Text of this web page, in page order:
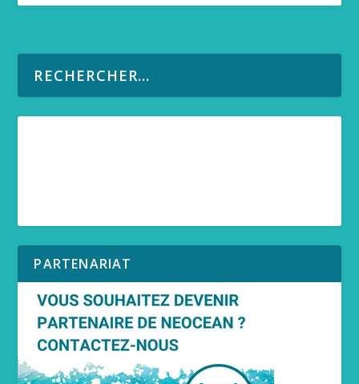
PARTENARIAT